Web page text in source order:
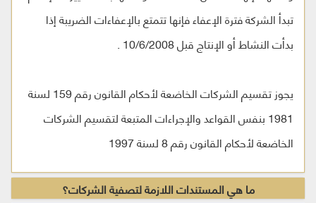
تبدأ الشركة فترة الإعفاء فإنها تتمتع بالإعفاءات الضريبة إذا
بدأت النشاط أو الإنتاج قبل 10/6/2008 .
يجوز تقسيم الشركات الخاضعة لأحكام القانون رقم 159 لسنة
1981 بنفس القواعد والإجراءات المتبعة لتقسيم الشركات
الخاضعة لأحكام القانون رقم 8 لسنة 1997
ما هي المستندات اللازمة لتصفية الشركات؟